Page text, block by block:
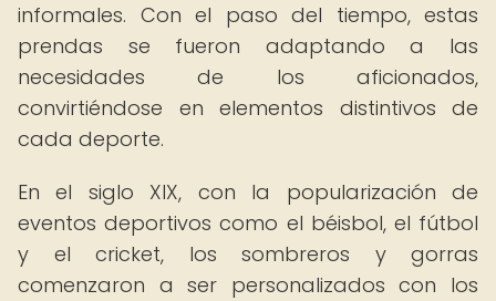
informales. Con el paso del tiempo, estas
prendas se fueron adaptando a las
necesidades de los aficionados,
convirtiéndose en elementos distintivos de
cada deporte.
En el siglo XIX, con la popularización de
eventos deportivos como el béisbol, el fútbol
y el cricket, los sombreros y gorras
comenzaron a ser personalizados con los